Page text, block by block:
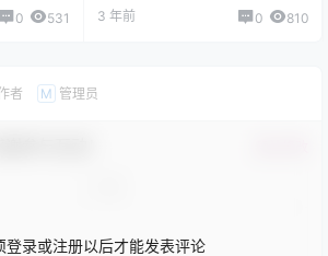
0 531 3 年前 0 810
者 M 管理员
登录或注册以后才能发表评论